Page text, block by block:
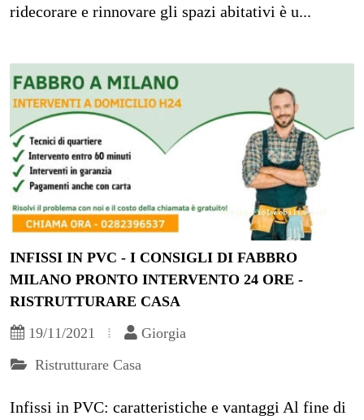
ridecorare e rinnovare gli spazi abitativi è u...
INFISSI IN PVC - I CONSIGLI DI FABBRO
MILANO PRONTO INTERVENTO 24 ORE -
RISTRUTTURARE CASA
19/11/2021
Giorgia
Ristrutturare Casa
Infissi in PVC: caratteristiche e vantaggi Al fine di